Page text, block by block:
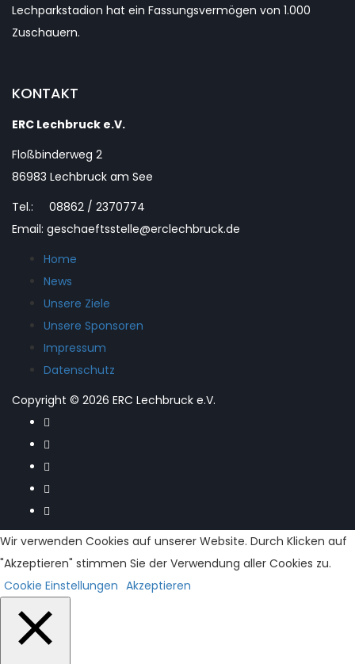
Lechparkstadion hat ein Fassungsvermögen von 1.000
Zuschauern.
KONTAKT
ERC Lechbruck e.V.
Floßbinderweg 2
86983 Lechbruck am See
Tel.: 08862 / 2370774
Email: geschaeftsstelle@erclechbruck.de
Home
News
Unsere Ziele
Unsere Sponsoren
Impressum
Datenschutz
Copyright © 2026 ERC Lechbruck e.V.
Wir verwenden Cookies auf unserer Website. Durch Klicken auf
"Akzeptieren" stimmen Sie der Verwendung aller Cookies zu.
Cookie Einstellungen Akzeptieren